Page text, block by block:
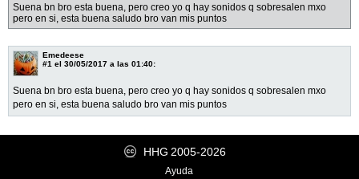
Suena bn bro esta buena, pero creo yo q hay sonidos q sobresalen mxo
pero en si, esta buena saludo bro van mis puntos
Emedeese
#1 el 30/05/2017 a las 01:40:
Suena bn bro esta buena, pero creo yo q hay sonidos q sobresalen mxo
pero en si, esta buena saludo bro van mis puntos
HHG 2005-2026
Ayuda